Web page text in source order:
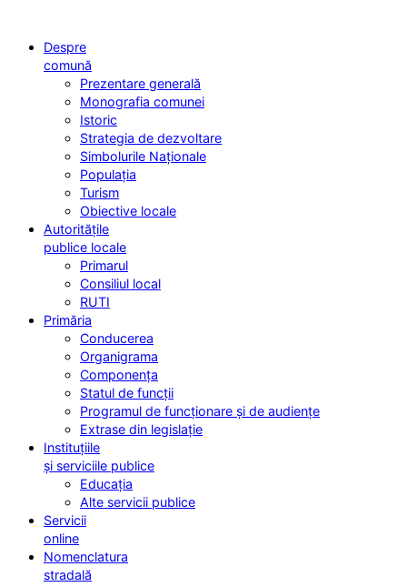
Despre
comună
Prezentare generală
Monografia comunei
Istoric
Strategia de dezvoltare
Simbolurile Naționale
Populația
Turism
Obiective locale
Autoritățile
publice locale
Primarul
Consiliul local
RUTI
Primăria
Conducerea
Organigrama
Componența
Statul de funcții
Programul de funcționare și de audiențe
Extrase din legislație
Instituțiile
și serviciile publice
Educația
Alte servicii publice
Servicii
online
Nomenclatura
stradală